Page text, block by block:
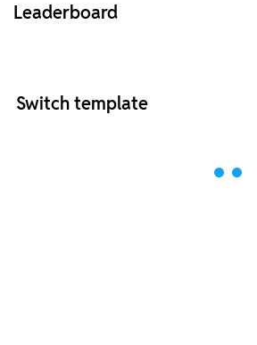
Leaderboard
Switch template